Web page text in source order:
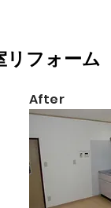
リフォーム
​After